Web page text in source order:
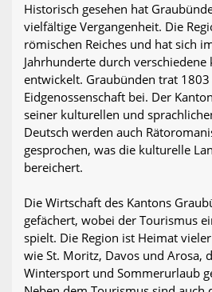
Historisch gesehen hat
vielfältige Vergangenheit. Die
römischen Reiches und hat sich
Jahrhunderte durch
entwickelt. Graubünden trat 1803
Eidgenossenschaft bei. Der
seiner kulturellen und
Deutsch werden auch
gesprochen, was die kulturelle
bereichert.
Die Wirtschaft des Kantons
gefächert, wobei der Tourismus
spielt. Die Region ist Heimat
wie St. Moritz, Davos und Arosa,
Wintersport und Sommerurlaub